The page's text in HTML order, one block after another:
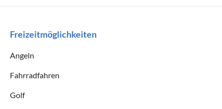
Freizeitmöglichkeiten
Angeln
Fahrradfahren
Golf